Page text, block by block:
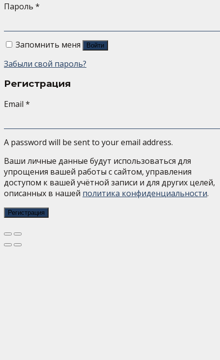
Пароль *
Запомнить меня Войти
Забыли свой пароль?
Регистрация
Email *
A password will be sent to your email address.
Ваши личные данные будут использоваться для
упрощения вашей работы с сайтом, управления
доступом к вашей учётной записи и для других целей,
описанных в нашей политика конфиденциальности.
Регистрация